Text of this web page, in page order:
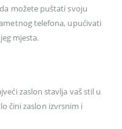
možete puštati svoju
telefona, upućivati
mjesta.
zaslon stavlja vaš stil u
čini zaslon izvrsnim i